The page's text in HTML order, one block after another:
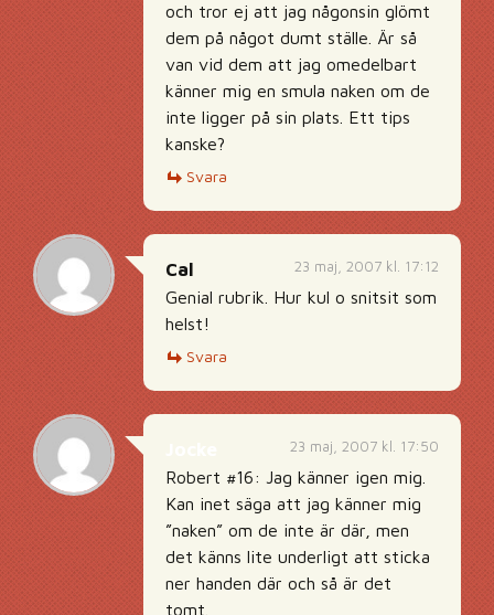
och tror ej att jag någonsin glömt
dem på något dumt ställe. Är så
van vid dem att jag omedelbart
känner mig en smula naken om de
inte ligger på sin plats. Ett tips
kanske?
Svara
23 maj, 2007 kl. 17:12
Cal
Genial rubrik. Hur kul o snitsit som
helst!
Svara
23 maj, 2007 kl. 17:50
Robert #16: Jag känner igen mig.
Kan inet säga att jag känner mig
”naken” om de inte är där, men
det känns lite underligt att sticka
ner handen där och så är det
tomt.